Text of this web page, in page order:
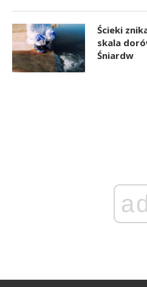
Ścieki
skala
Śniardw